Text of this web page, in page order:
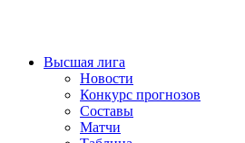
Высшая лига
Новости
Конкурс прогнозов
Составы
Матчи